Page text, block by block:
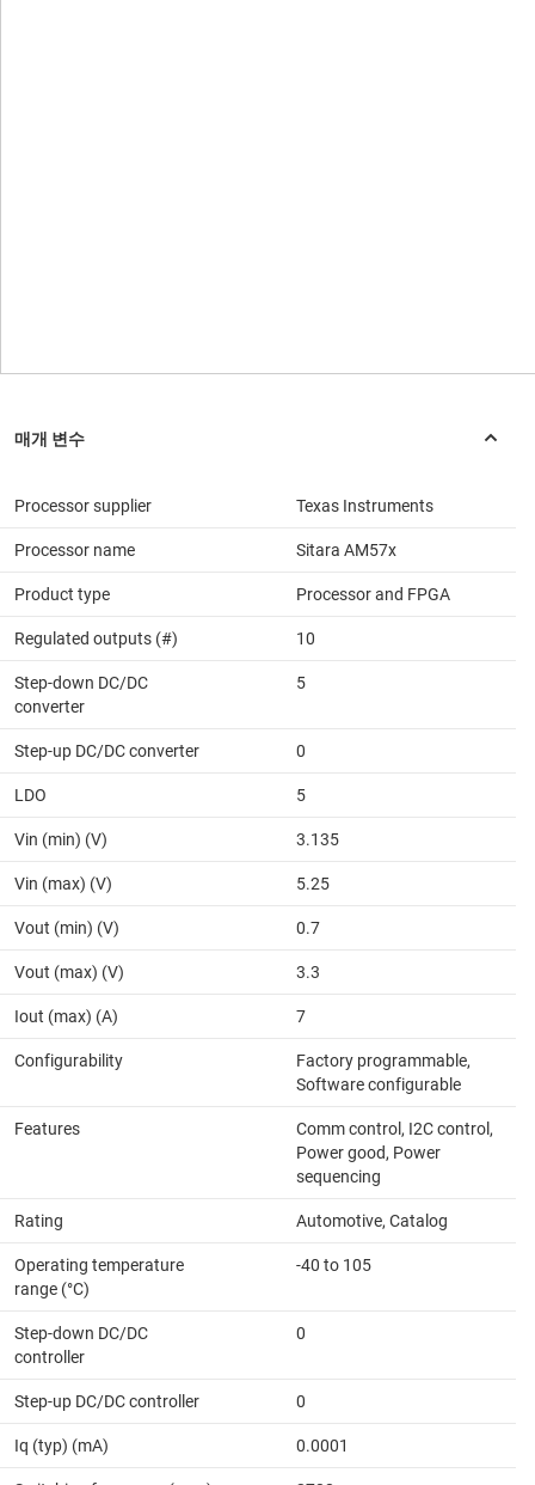
Processor supplier Texas Instruments
Processor name Sitara AM57x
Product type Processor and FPGA
Regulated outputs (#) 10
Step-down DC/DC
converter
5
Step-up DC/DC converter 0
LDO 5
Vin (min) (V) 3.135
Vin (max) (V) 5.25
Vout (min) (V) 0.7
Vout (max) (V) 3.3
Iout (max) (A) 7
Configurability
Factory programmable,
Software configurable
Features
Comm control, I2C control,
Power good, Power
sequencing
Rating Automotive, Catalog
Operating temperature
range (°C)
-40 to 105
Step-down DC/DC
controller
0
Step-up DC/DC controller 0
Iq (typ) (mA) 0.0001